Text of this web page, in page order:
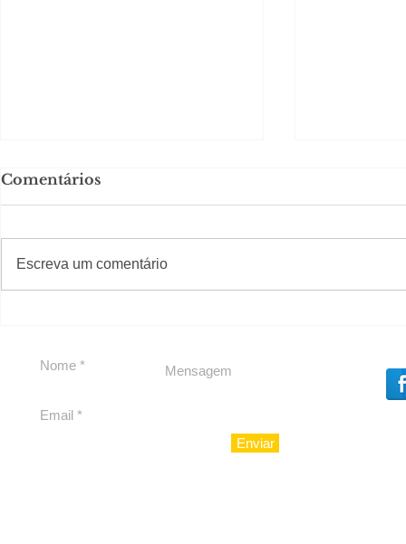
para São Paulo
Comentários
Escreva um comentário
#Sugestões
Enviar